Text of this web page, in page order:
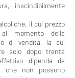
inscindibilmente
il cui prezzo
momento della
di vendita, la cui
solo dopo trenta
dipenda da
che non possono